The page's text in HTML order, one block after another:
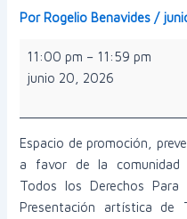
Por Rogelio Benavides /
Noche
por
y
Derechos
11:00 pm – 11:59 pm
junio 20, 2026
Espacio de promoción,
a favor de la comunidad
Todos los Derechos Para
Presentación artística de